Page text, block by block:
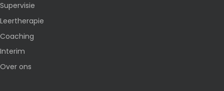
Supervisie
Leertherapie
Coaching
Interim
Over ons